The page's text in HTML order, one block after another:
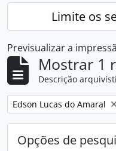
Limite os
Previsualizar a
Mostrar 1
Descrição
Remover filtro:
Edson Lucas do Amaral
Opções de